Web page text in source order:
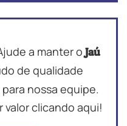
a manter o Jaú
de qualidade
nossa equipe.
clicando aqui!